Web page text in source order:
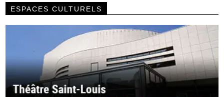
ESPACES CULTURELS